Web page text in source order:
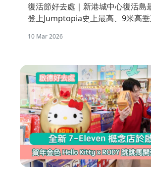
復活節好去處｜新港城中心復活島
登上Jumptopia史上最高、9米高垂
10 Mar 2026